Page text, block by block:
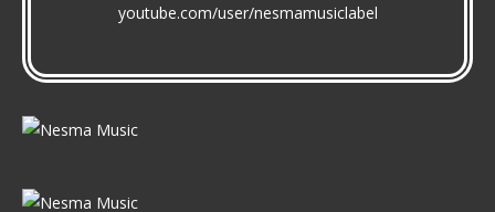
youtube.com/user/nesmamusiclabel